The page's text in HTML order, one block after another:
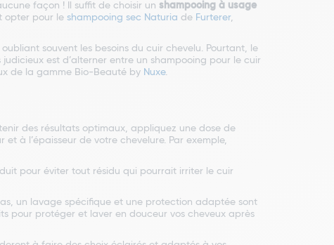
façon ! Il suffit de choisir un shampooing à usage
opter pour le shampooing sec Naturia de Furterer,
oubliant souvent les besoins du cuir chevelu. Pourtant, le
est d’alterner entre un shampooing pour le cuir
de la gamme Bio-Beauté by Nuxe.
des résultats optimaux, appliquez une dose de
à l’épaisseur de votre chevelure. Par exemple,
pour éviter tout résidu qui pourrait irriter le cuir
un lavage spécifique et une protection adaptée sont
pour protéger et laver en douceur vos cheveux après